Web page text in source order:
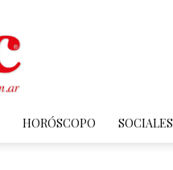
HORÓSCOPO SOCIALES